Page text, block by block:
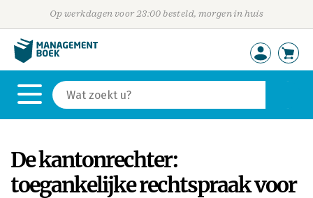
Op werkdagen voor 23:00 besteld, morgen in huis
De kantonrechter:
toegankelijke rechtspraak voor